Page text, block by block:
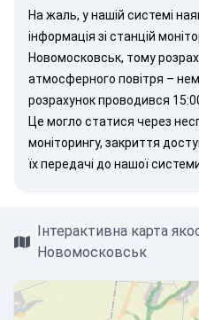
На жаль, у нашій системі
інформація зі станцій
Новомосковськ, тому
атмосферного повітря –
розрахунок проводився
Це могло статися через
моніторингу, закриття
їх передачі до нашої
Інтерактивна карта
Новомосковськ